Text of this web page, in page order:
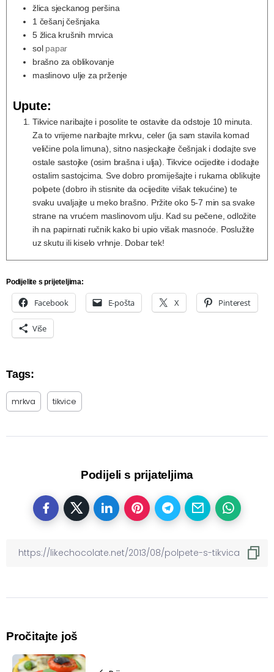
žlica sjeckanog peršina
1 češanj češnjaka
5 žlica krušnih mrvica
sol papar
brašno za oblikovanje
maslinovo ulje za prženje
Upute:
Tikvice naribajte i posolite te ostavite da odstoje 10 minuta.
Za to vrijeme naribajte mrkvu, celer (ja sam stavila komad
veličine pola limuna), sitno nasjeckajte češnjak i dodajte sve
ostale sastojke (osim brašna i ulja). Tikvice ocijedite i dodajte
ostalim sastojcima. Sve dobro promiješajte i rukama oblikujte
polpete (dobro ih stisnite da ocijedite višak tekućine) te
svaku uvaljajte u meko brašno. Pržite oko 5-7 min sa svake
strane na vrućem maslinovom ulju. Kad su pečene, odložite
ih na papirnati ručnik kako bi upio višak masnoće. Poslužite
uz skutu ili kiselo vrhnje. Dobar tek!
Podijelite s prijeteljima:
Facebook E-pošta X Pinterest
Više
Tags:
mrkva tikvice
Podijeli s prijateljima
Pročitajte još